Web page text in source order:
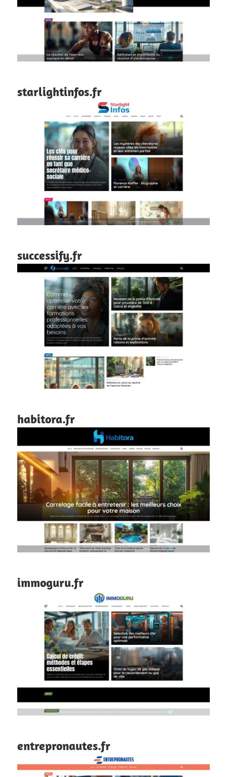
starlightinfos.fr
successify.fr
habitora.fr
immoguru.fr
entrepronautes.fr